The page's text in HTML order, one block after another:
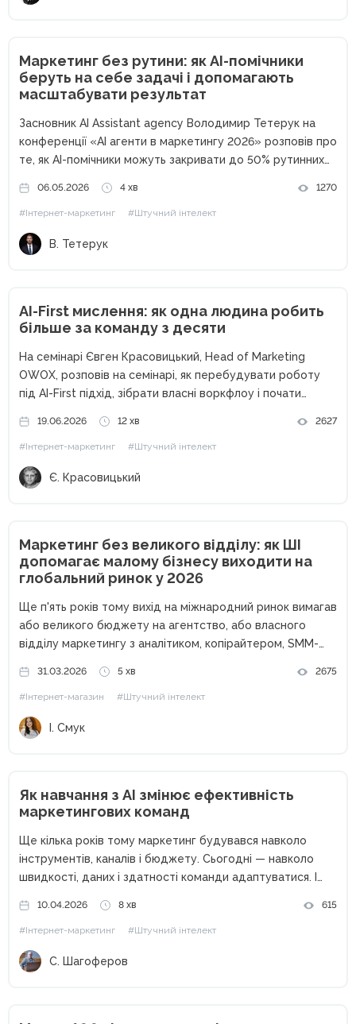
Маркетинг без рутини: як AI-помічники
беруть на себе задачі і допомагають
масштабувати результат
Засновник AI Assistant agency Володимир Тетерук на
конференції «AI агенти в маркетингу 2026» розповів про
те, як AI-помічники можуть закривати до 50% рутинних
створення контенту та автоматизації аналітики.
Сьогодні штучний інтелект уже...
06.05.2026 4 хв 1270
#Інтернет-маркетинг #Штучний інтелект
В. Тетерук
AI-First мислення: як одна людина робить
більше за команду з десяти
На семінарі Євген Красовицький, Head of Marketing
OWOX, розповів на семінарі, як перебудувати роботу
під AI-First підхід, зібрати власні воркфлоу і почати
задач. За останні два роки штучний інтелект перестав
бути просто помічником. Для...
19.06.2026 12 хв 2627
#Інтернет-маркетинг #Штучний інтелект
Є. Красовицький
Маркетинг без великого відділу: як ШІ
допомагає малому бізнесу виходити на
глобальний ринок у 2026
Ще п'ять років тому вихід на міжнародний ринок вимагав
або великого бюджету на агентство, або власного
відділу маркетингу з аналітиком, копірайтером, SMM-
глобальні ринки як на щось недосяжне: надто дорого і
надто ризиковано. У...
31.03.2026 5 хв 2675
#Інтернет-магазин #Штучний інтелект
І. Смук
Як навчання з AI змінює ефективність
маркетингових команд
Ще кілька років тому маркетинг будувався навколо
інструментів, каналів і бюджету. Сьогодні — навколо
швидкості, даних і здатності команди адаптуватися. І
вже не виглядає як «експеримент» або «цікава
новинка». У багатьох...
10.04.2026 8 хв 615
#Інтернет-маркетинг #Штучний інтелект
С. Шагоферов